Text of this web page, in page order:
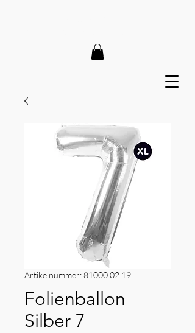
Artikelnummer: 81000.02.19
Folienballon
Silber 7